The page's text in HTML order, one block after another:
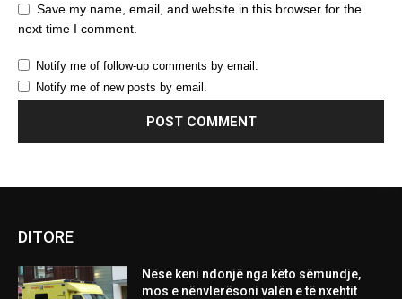
Save my name, email, and website in this browser for the
next time I comment.
Notify me of follow-up comments by email.
Notify me of new posts by email.
DITORE
Nëse keni ndonjë nga këto sëmundje,
mos e nënvlerësoni valën e të nxehtit